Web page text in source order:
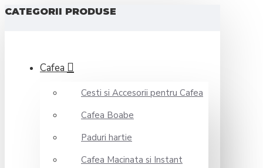
CATEGORII PRODUSE
Cafea
Cesti si Accesorii pentru Cafea
Cafea Boabe
Paduri hartie
Cafea Macinata si Instant